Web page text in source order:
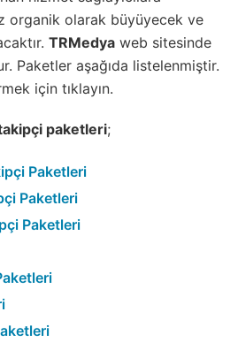
organik olarak büyüyecek ve
TRMedya web sitesinde
Paketler aşağıda listelenmiştir.
için tıklayın.
paketleri;
Paketleri
Paketleri
Paketleri